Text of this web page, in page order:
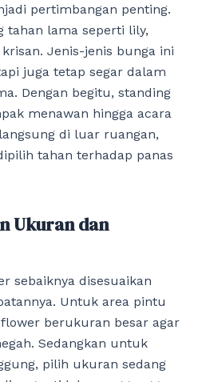
pertimbangan penting.
tahan lama seperti lily,
Jenis-jenis bunga ini
juga tetap segar dalam
Dengan begitu, standing
menawan hingga acara
di luar ruangan,
tahan terhadap panas
Ukuran dan
sebaiknya disesuaikan
Untuk area pintu
berukuran besar agar
Sedangkan untuk
pilih ukuran sedang